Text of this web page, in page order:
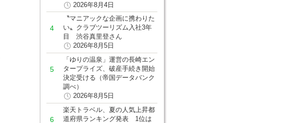
2026年8月4日
〝マニアックな企画に携わりた
い〟クラブツーリズム入社3年
目 渋谷真里登さん
2026年8月5日
「ゆりの温泉」運営の長崎エン
タープライズ、破産手続き開始
決定受ける（帝国データバンク
調べ）
2026年8月5日
楽天トラベル、夏の人気上昇都
道府県ランキング発表 1位は